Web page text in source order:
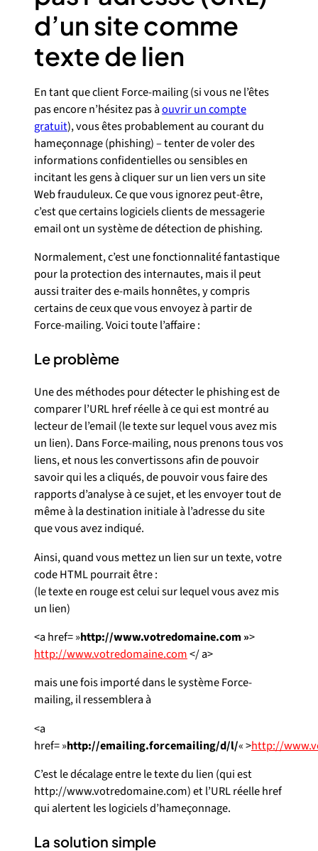
d’un site comme
texte de lien
En tant que client Force-mailing (si vous ne l’êtes
pas encore n’hésitez pas àouvrir un compte
gratuit), vous êtes probablement au courant du
hameçonnage (phishing) – tenter de voler des
informations confidentielles ou sensibles en
incitant les gens à cliquer sur un lien vers un site
Web frauduleux. Ce que vous ignorez peut-être,
c’est que certains logiciels clients de messagerie
email ont un système de détection de phishing.
Normalement, c’est une fonctionnalité fantastique
pour la protection des internautes, mais il peut
aussi traiter des e-mails honnêtes, y compris
certains de ceux que vous envoyez à partir de
Force-mailing. Voici toute l’affaire :
Le problème
Une des méthodes pour détecter le phishing est de
comparer l’URL href réelle à ce qui est montré au
lecteur de l’email (le texte sur lequel vous avez mis
un lien). Dans Force-mailing, nous prenons tous vos
liens, et nous les convertissons afin de pouvoir
savoir qui les a cliqués, de pouvoir vous faire des
rapports d’analyse à ce sujet, et les envoyer tout de
même à la destination initiale à l’adresse du site
que vous avez indiqué.
Ainsi, quand vous mettez un lien sur un texte, votre
code HTML pourrait être :
(le texte en rouge est celui sur lequel vous avez mis
un lien)
<a href= »http://www.votredomaine.com »>
http://www.votredomaine.com</ a>
mais une fois importé dans le système Force-
mailing, il ressemblera à
<a
href= »http://emailing.forcemailing/d/l/« >http://
C’est le décalage entre le texte du lien (qui est
http://www.votredomaine.com) et l’URL réelle href
qui alertent les logiciels d’hameçonnage.
La solution simple